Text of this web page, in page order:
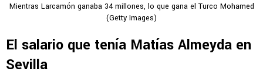
Mientras Larcamón ganaba 34 millones, lo que gana el Turco Mohamed
(Getty Images)
El salario que tenía Matías Almeyda en
Sevilla